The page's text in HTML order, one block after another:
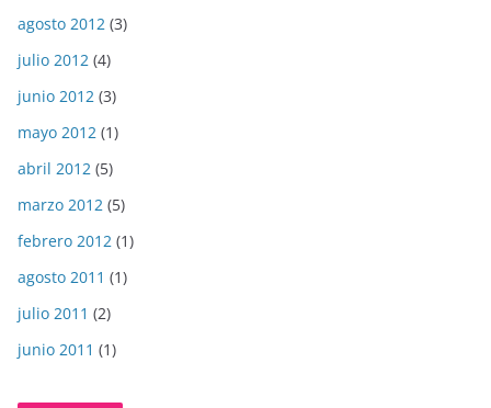
agosto 2012 (3)
julio 2012 (4)
junio 2012 (3)
mayo 2012 (1)
abril 2012 (5)
marzo 2012 (5)
febrero 2012 (1)
agosto 2011 (1)
julio 2011 (2)
junio 2011 (1)